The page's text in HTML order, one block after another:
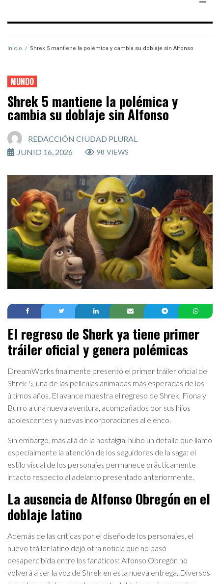
Inicio / Shrek 5 mantiene la polémica y cambia su doblaje sin Alfonso
MUNDO
Shrek 5 mantiene la polémica y
cambia su doblaje sin Alfonso
REDACCIÓN CIUDAD PLURAL
JUNIO 16, 2026
98 VIEWS
El regreso de Sherk ya tiene primer
tráiler oficial y genera polémicas
DreamWorks finalmente presentó el primer tráiler oficial de
Shrek 5, una de las películas animadas más esperadas de los
últimos años. El avance muestra el regreso de Shrek, Fiona y
Burro a una nueva aventura, acompañados por sus hijos
adolescentes y nuevas incorporaciones al elenco.
Sin embargo, más allá de la nostalgia, hubo un detalle que llamó
especialmente la atención de los seguidores de la saga: el
estilo visual de los personajes permanece prácticamente
intacto respecto al adelanto presentado anteriormente.
La ausencia de Alfonso Obregón en el
doblaje latino
Además de las críticas por el diseño de los personajes, el
nuevo tráiler latino dejó otra noticia que no pasó
desapercibida entre los fanáticos: Alfonso Obregón no
volverá a ser la voz de Shrek en esta nueva entrega. Diversos